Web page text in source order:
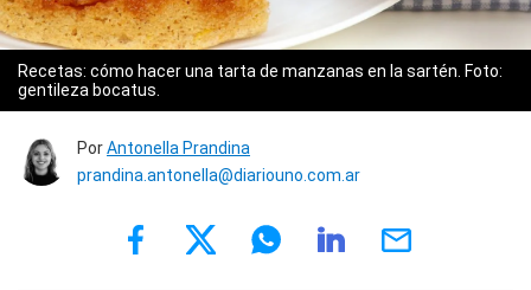
Recetas: cómo hacer una tarta de manzanas en la sartén. Foto:
gentileza bocatus.
PorAntonella Prandina
prandina.antonella@diariouno.com.ar